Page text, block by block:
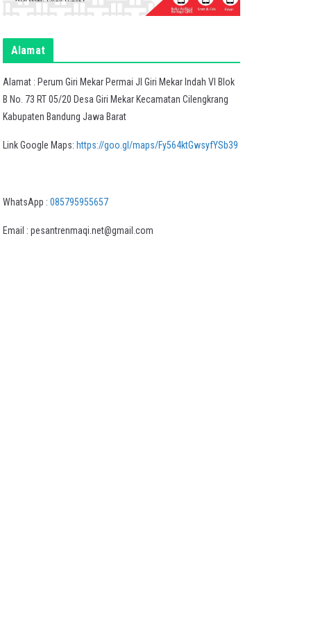
Alamat
Alamat : Perum Giri Mekar Permai Jl Giri Mekar Indah VI Blok
B No. 73 RT 05/20 Desa Giri Mekar Kecamatan Cilengkrang
Kabupaten Bandung Jawa Barat
Link Google Maps: https://goo.gl/maps/Fy564ktGwsyfYSb39
WhatsApp : 085795955657
Email : pesantrenmaqi.net@gmail.com